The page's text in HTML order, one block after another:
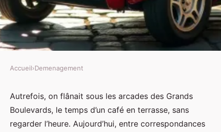
DEMENAGEMENT
Louez une voiture pas chère à
Paris dès 20€ par jour
Accueil›Demenagement
Autrefois, on flânait sous les arcades des Grands
Boulevards, le temps d’un café en terrasse, sans
regarder l’heure. Aujourd’hui, entre correspondances